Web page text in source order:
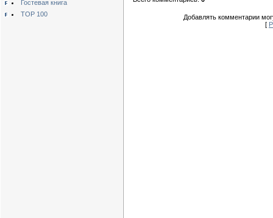
Гостевая книга
TOP 100
Добавлять комментарии
[